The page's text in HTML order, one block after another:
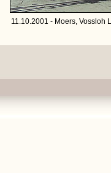
11.10.2001 - Moers, Vossloh